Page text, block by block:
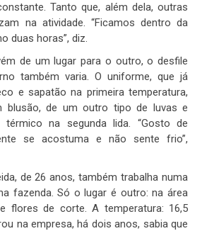
Tanto que, além dela, outras
na atividade. “Ficamos dentro da
duas horas”, diz.
de um lugar para o outro, o desfile
também varia. O uniforme, que já
e sapatão na primeira temperatura,
blusão, de um outro tipo de luvas e
na segunda lida. “Gosto de
se acostuma e não sente frio”,
de 26 anos, também trabalha numa
fazenda. Só o lugar é outro: na área
flores de corte. A temperatura: 16,5
na empresa, há dois anos, sabia que